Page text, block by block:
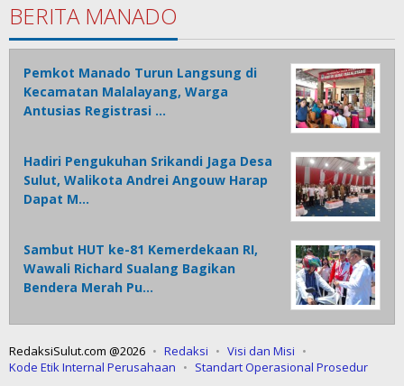
BERITA MANADO
Pemkot Manado Turun Langsung di
Kecamatan Malalayang, Warga
Antusias Registrasi …
Hadiri Pengukuhan Srikandi Jaga Desa
Sulut, Walikota Andrei Angouw Harap
Dapat M…
Sambut HUT ke-81 Kemerdekaan RI,
Wawali Richard Sualang Bagikan
Bendera Merah Pu…
RedaksiSulut.com @2026 Redaksi
Visi dan Misi
Kode Etik Internal Perusahaan
Standart Operasional Prosedur